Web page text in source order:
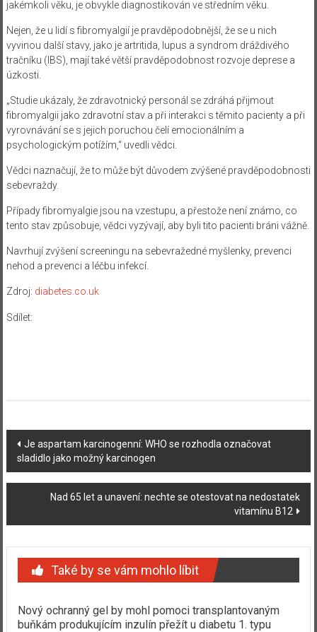
jakémkoli věku, je obvykle diagnostikován ve středním věku.
Nejen, že u lidí s fibromyalgií je pravděpodobnější, že se u nich
vyvinou další stavy, jako je artritida, lupus a syndrom dráždivého
tračníku (IBS), mají také větší pravděpodobnost rozvoje deprese a
úzkosti.
„Studie ukázaly, že zdravotnický personál se zdráhá přijmout
fibromyalgii jako zdravotní stav a při interakci s těmito pacienty a při
vyrovnávání se s jejich poruchou čelí emocionálním a
psychologickým potížím,“ uvedli vědci.
Vědci naznačují, že to může být důvodem zvýšené pravděpodobnosti
sebevraždy.
Případy fibromyalgie jsou na vzestupu, a přestože není známo, co
tento stav způsobuje, vědci vyzývají, aby byli tito pacienti bráni vážně.
Navrhují zvýšení screeningu na sebevražedné myšlenky, prevenci
nehod a prevenci a léčbu infekcí.
Zdroj: diabetes.co.uk
Sdílet:
Navigace
příspěvku
Je aspartam karcinogenní: WHO se rozhodla označovat
sladidlo jako možný karcinogen
Nad 65 let a unavení: nechte se otestovat na nedostatek
vitamínu B12
Také by se vám mohlo líbit
Nový ochranný gel by mohl pomoci transplantovaným
buňkám produkujícím inzulín přežít u diabetu 1. typu